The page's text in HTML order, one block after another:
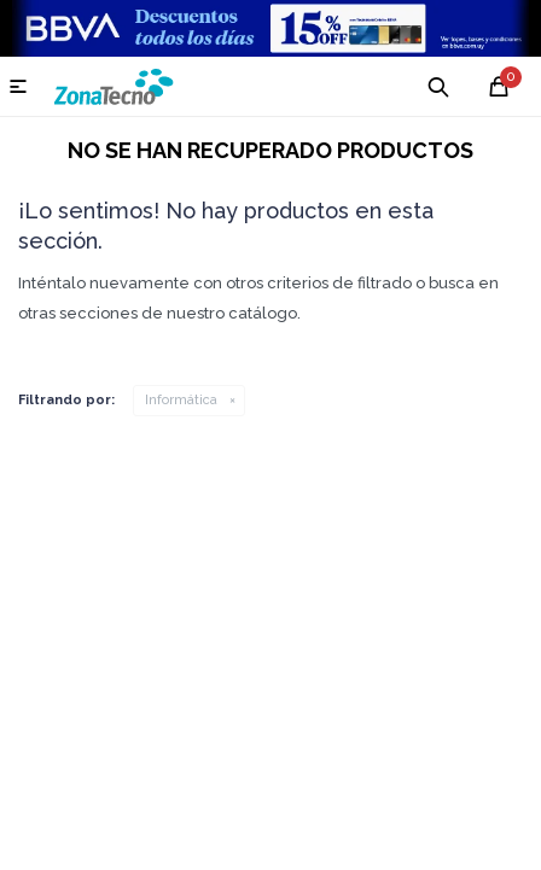
0

NO SE HAN RECUPERADO PRODUCTOS
¡Lo sentimos! No hay productos en esta
sección.
Inténtalo nuevamente con otros criterios de filtrado o busca en
otras secciones de nuestro catálogo.
Filtrando por: Informática